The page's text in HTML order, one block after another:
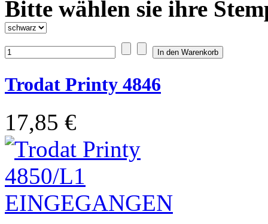
Bitte wählen sie ihre
Trodat Printy 4846
17,85 €